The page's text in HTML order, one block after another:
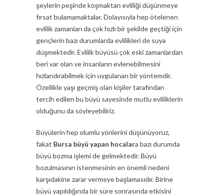
şeylerin peşinde koşmaktan evliliği düşünmeye
fırsat bulamamaktalar. Dolayısıyla hep ötelenen
evlilik zamanları da çok hızlı bir şekilde geçtiği için
gençlerin bazı durumlarda evlilikleri de suya
düşmektedir. Evlilik büyüsü çok eski zamanlardan
beri var olan ve insanların evlenebilmesini
hızlandırabilmek için uygulanan bir yöntemdir.
Özellikle yaşı geçmiş olan kişiler tarafından
tercih edilen bu büyü sayesinde mutlu evliliklerin
olduğunu da söyleyebiliriz.
Büyülerin hep olumlu yönlerini düşünüyoruz,
fakat Bursa büyü yapan hocalara bazı durumda
büyü bozma işlemi de gelmektedir. Büyü
bozulmasının istenmesinin en önemli nedeni
karşıdakine zarar vermeye başlamasıdır. Birine
büyü yapıldığında bir süre sonrasında etkisini